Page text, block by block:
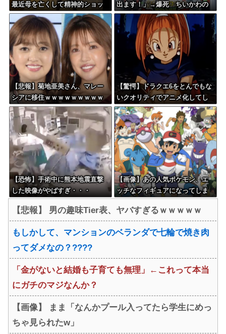
最近母を亡くして精神的ショッ
クを受けていたと判明・・・
出ます！」→爆死 ちいかわの
監督「原作に忠実に」→爆売れ
【悲報】菊地亜美さん、マレー
シアに移住ｗｗｗｗｗｗｗｗｗ
ｗｗｗｗｗｗｗｗｗｗｗｗｗｗ
ｗｗ
【驚愕】ドラクエ6をとんでもな
いクオリティでアニメ化してし
まったAI動画がこちらｗｗｗｗ
ｗ
【恐怖】手術中に熊本地震直撃
した映像がやばすぎ・・・
【画像】あの人気ポケモン、エ
ッチなフィギュアになってしま
【悲報】 男の趣味Tier表、ヤバすぎるｗｗｗｗｗ
もしかして、マンションのベランダで七輪で焼き肉
ってダメなの？????
「金がないと結婚も子育ても無理」←これって本当
にガチのマジなんか？
【画像】 まま「なんかプール入ってたら学生にめっ
ちゃ見られたw」